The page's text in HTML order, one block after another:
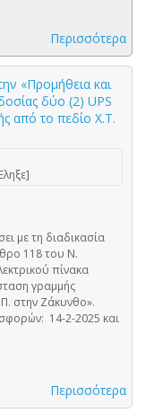
Περισσότερα
«Προμήθεια και
δύο (2) UPS
από το πεδίο Χ.Τ.
με τη διαδικασία
118 του Ν.
πίνακα
γραμμής
στην Ζάκυνθο».
14-2-2025 και
Περισσότερα